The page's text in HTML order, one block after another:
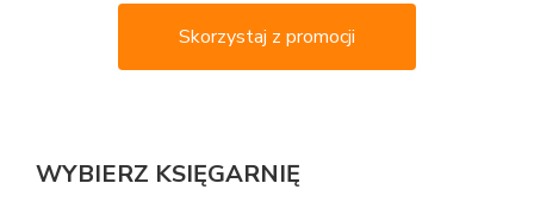
Skorzystaj z promocji
WYBIERZ KSIĘGARNIĘ